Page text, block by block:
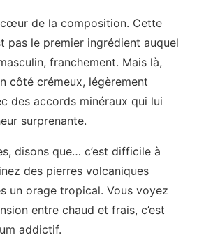
de la composition. Cette
pas le premier ingrédient auquel
franchement. Mais là,
côté crémeux, légèrement
des accords minéraux qui lui
surprenante.
disons que… c’est difficile à
des pierres volcaniques
un orage tropical. Vous voyez
entre chaud et frais, c’est
addictif.